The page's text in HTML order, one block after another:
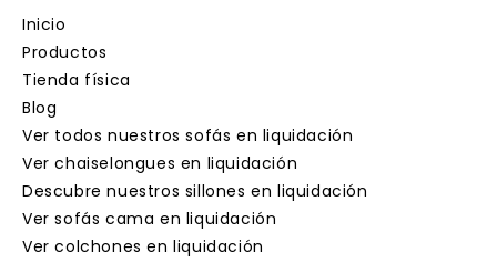
Inicio
Productos
Tienda física
Blog
Ver todos nuestros sofás en liquidación
Ver chaiselongues en liquidación
Descubre nuestros sillones en liquidación
Ver sofás cama en liquidación
Ver colchones en liquidación